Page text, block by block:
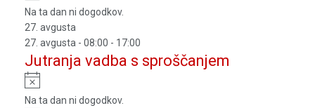
Na ta dan ni dogodkov.
27. avgusta
27. avgusta - 08:00 - 17:00
Jutranja vadba s sproščanjem
Notice
Na ta dan ni dogodkov.